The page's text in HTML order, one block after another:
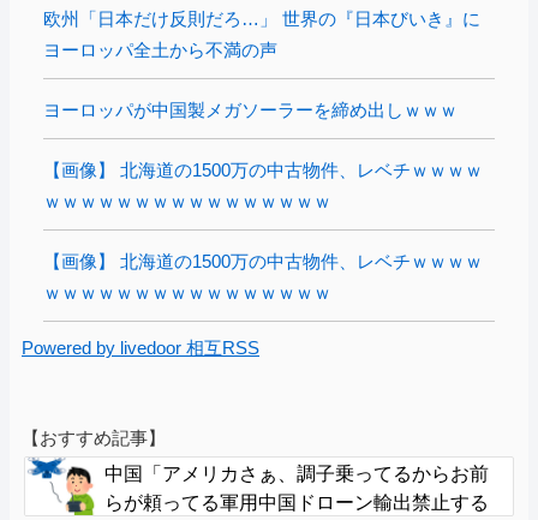
欧州「日本だけ反則だろ…」 世界の『日本びいき』に
ヨーロッパ全土から不満の声
ヨーロッパが中国製メガソーラーを締め出しｗｗｗ
【画像】 北海道の1500万の中古物件、レベチｗｗｗｗ
ｗｗｗｗｗｗｗｗｗｗｗｗｗｗｗｗ
【画像】 北海道の1500万の中古物件、レベチｗｗｗｗ
ｗｗｗｗｗｗｗｗｗｗｗｗｗｗｗｗ
Powered by livedoor 相互RSS
【おすすめ記事】
中国「アメリカさぁ、調子乗ってるからお前
らが頼ってる軍用中国ドローン輸出禁止する